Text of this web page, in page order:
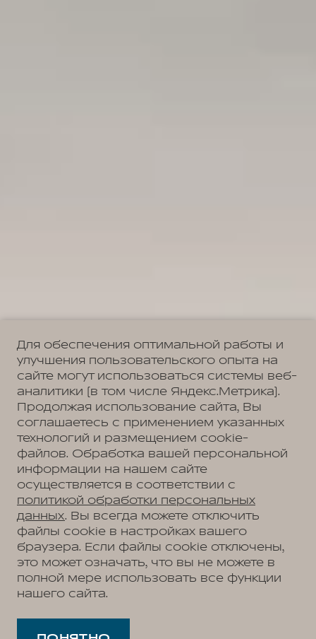
Для обеспечения оптимальной работы и
улучшения пользовательского опыта на
сайте могут использоваться системы веб-
аналитики (в том числе Яндекс.Метрика).
Продолжая использование сайта, Вы
соглашаетесь с применением указанных
технологий и размещением cookie-
файлов. Обработка вашей персональной
информации на нашем сайте
осуществляется в соответствии с
политикой обработки персональных
данных. Вы всегда можете отключить
файлы cookie в настройках вашего
браузера. Если файлы cookie отключены,
это может означать, что вы не можете в
полной мере использовать все функции
нашего сайта.